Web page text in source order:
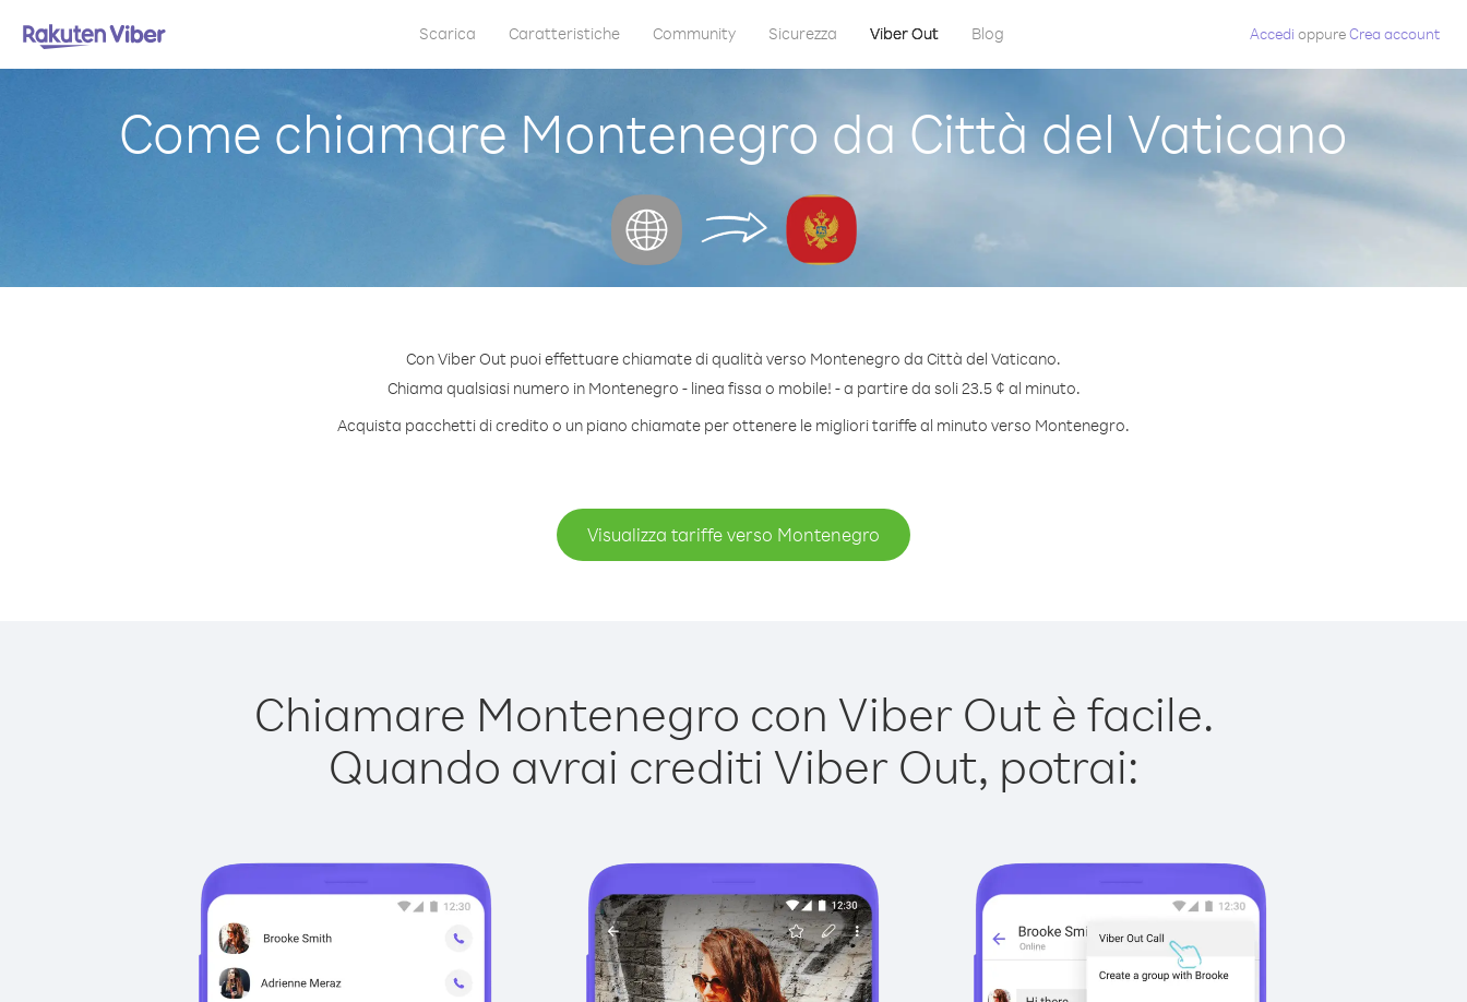
Scarica Caratteristiche Community Sicurezza Viber Out Blog Accedi oppureCrea account
Come chiamare Montenegro da Città del Vaticano
Con Viber Out puoi effettuare chiamate di qualità verso Montenegro da Città del Vaticano.
Chiama qualsiasi numero in Montenegro - linea fissa o mobile! - a partire da soli 23.5 ¢ al minuto.
Acquista pacchetti di credito o un piano chiamate per ottenere le migliori tariffe al minuto verso Montenegro.
Visualizza tariffe verso Montenegro
Chiamare Montenegro con Viber Out è facile.
Quando avrai crediti Viber Out, potrai: